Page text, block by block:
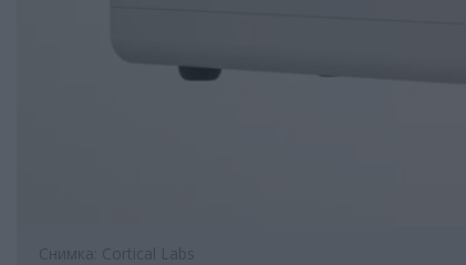
Снимка: Cortical Labs